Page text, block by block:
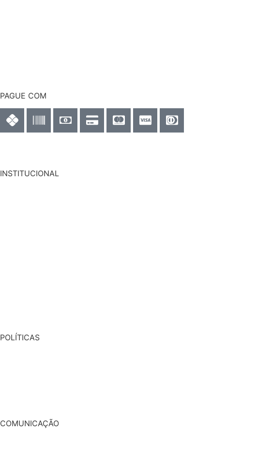
PAGUE COM
INSTITUCIONAL
POLÍTICAS
COMUNICAÇÃO